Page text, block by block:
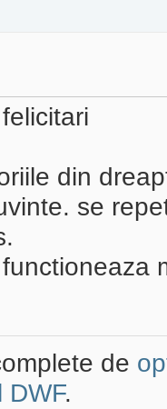
din
se
de
DWF.